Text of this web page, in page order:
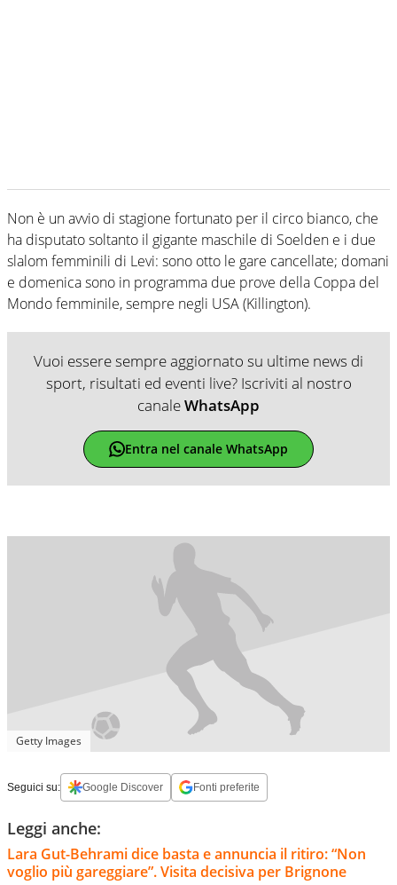
Non è un avvio di stagione fortunato per il circo bianco, che
ha disputato soltanto il gigante maschile di Soelden e i due
slalom femminili di Levi: sono otto le gare cancellate; domani
e domenica sono in programma due prove della Coppa del
Mondo femminile, sempre negli USA (Killington).
Vuoi essere sempre aggiornato su ultime news di
sport, risultati ed eventi live? Iscriviti al nostro
canaleWhatsApp
Entra nel canale WhatsApp
Getty Images
Seguici su: Google Discover Fonti preferite
Leggi anche:
Lara Gut-Behrami dice basta e annuncia il ritiro: “Non
voglio più gareggiare”. Visita decisiva per Brignone